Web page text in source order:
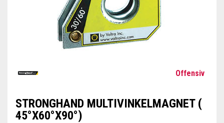
Offensiv
STRONGHAND MULTIVINKELMAGNET (
45°X60°X90°)